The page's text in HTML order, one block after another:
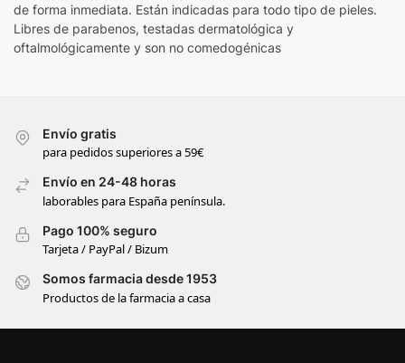
de forma inmediata. Están indicadas para todo tipo de pieles.
Libres de parabenos, testadas dermatológica y
oftalmológicamente y son no comedogénicas
Envío gratis
para pedidos superiores a 59€
Envío en 24-48 horas
laborables para España península.
Pago 100% seguro
Tarjeta / PayPal / Bizum
Somos farmacia desde 1953
Productos de la farmacia a casa